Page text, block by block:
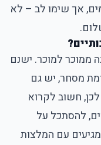
אך שימו לב – לא
ממוכר למוכר. ישנם
מסחר, יש גם
חשוב לקרוא
להסתכל על
עם המלצות